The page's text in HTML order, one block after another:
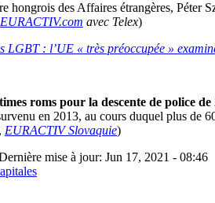
hongrois des Affaires étrangères,
EURACTIV.com avec Telex)
LGBT : l’UE « très préoccupée »
roms pour la descente de police de
en 2013, au cours duquel plus de
EURACTIV Slovaquie)
mise à jour: Jun 17, 2021 - 08:46